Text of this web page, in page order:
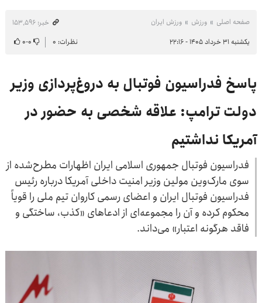
صفحه اصلی ورزش ورزش ایران
خبر: ۱۵۳٬۵۹۶
یکشنبه ۳۱ خرداد ۱۴۰۵ - ۲۲:۱۶
نظرات: ۰ ۰-۰
پاسخ فدراسیون فوتبال به دروغ‌پردازی وزیر
دولت ترامپ: علاقه شخصی به حضور در
آمریکا نداشتیم
فدراسیون فوتبال جمهوری اسلامی ایران اظهارات مطرح‌شده از
سوی مارک‌وین مولین وزیر امنیت داخلی آمریکا درباره رئیس
فدراسیون فوتبال ایران و اعضای رسمی کاروان تیم ملی را قویاً
محکوم کرده و آن را مجموعه‌ای از ادعاهای «کذب، ساختگی و
فاقد هرگونه اعتبار» می‌داند.